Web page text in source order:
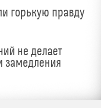
горькую правду
не делает
замедления